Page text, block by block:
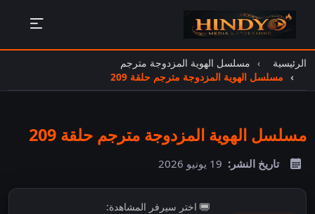
الرئيسية
مسلسل الهوية المزدوجة مترجم
مسلسل الهوية المزدوجة مترجم حلقة 209
مسلسل الهوية المزدوجة مترجم حلقة 209
تاريخ النشر: 19 يونيو 2026
اختر سيرفر المشاهدة: